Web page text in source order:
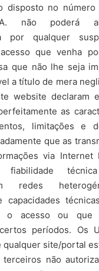
disposto no número
não poderá
por qualquer
que venha
que não lhe seja
a título de mera
website declaram
as
limitações e
que as
via Internet
fiabilidade
redes
capacidades
o acesso ou que
períodos. Os
qualquer site/portal
terceiros não